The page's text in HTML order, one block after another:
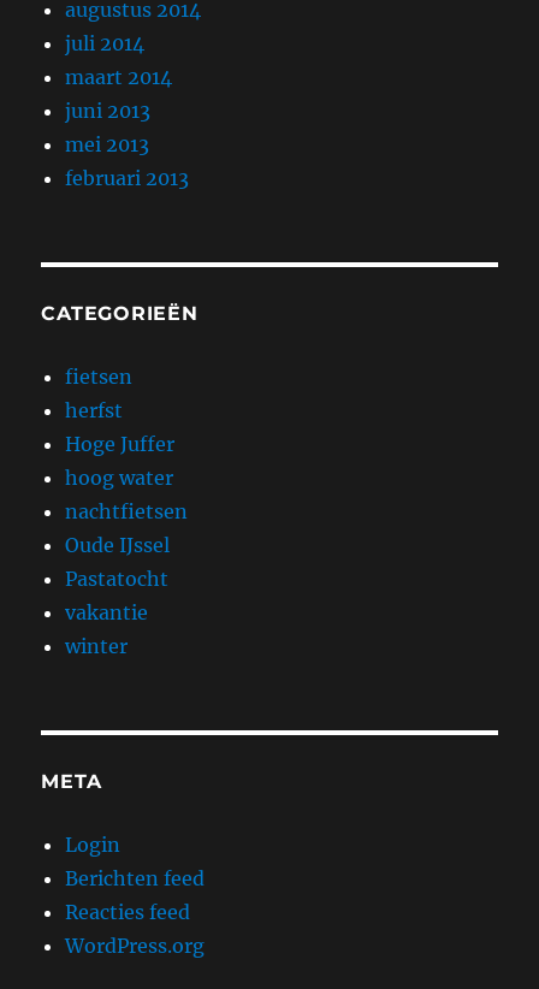
augustus 2014
juli 2014
maart 2014
juni 2013
mei 2013
februari 2013
CATEGORIEËN
fietsen
herfst
Hoge Juffer
hoog water
nachtfietsen
Oude IJssel
Pastatocht
vakantie
winter
META
Login
Berichten feed
Reacties feed
WordPress.org